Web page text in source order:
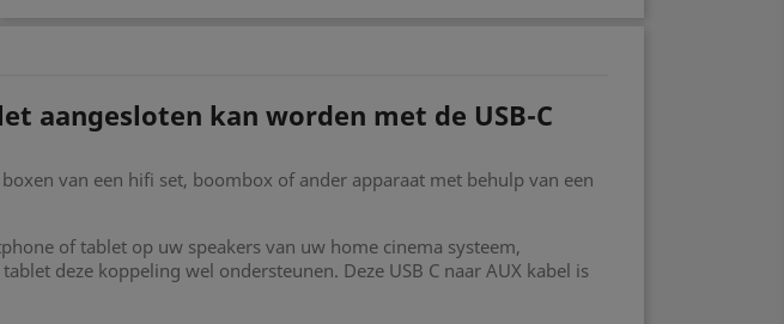
aangesloten kan worden met de USB-C
van een hifi set, boombox of ander apparaat met behulp van een
of tablet op uw speakers van uw home cinema systeem,
deze koppeling wel ondersteunen. Deze USB C naar AUX kabel is